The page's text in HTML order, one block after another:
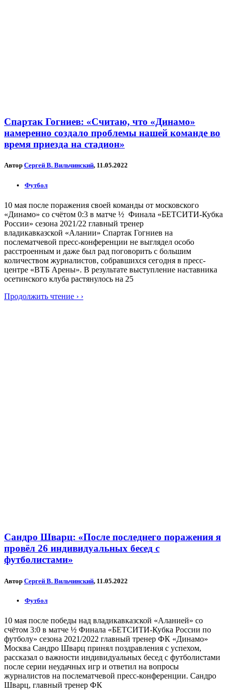
Спартак Гогниев: «Считаю, что «Динамо»
намеренно создало проблемы нашей команде во
время приезда на стадион»
Автор Сергей В. Вильчинский, 11.05.2022
Футбол
10 мая после поражения своей команды от московского
«Динамо» со счётом 0:3 в матче ½ Финала «БЕТСИТИ-Кубка
России» сезона 2021/22 главный тренер
владикавказской «Алании» Спартак Гогниев на
послематчевой пресс-конференции не выглядел особо
расстроенным и даже был рад поговорить с большим
количеством журналистов, собравшихся сегодня в пресс-
центре «ВТБ Арены». В результате выступление наставника
осетинского клуба растянулось на 25
Продолжить чтение › ›
Сандро Шварц: «После последнего поражения я
провёл 26 индивидуальных бесед с
футболистами»
Автор Сергей В. Вильчинский, 11.05.2022
Футбол
10 мая после победы над владикавказской «Аланией» со
счётом 3:0 в матче ½ Финала «БЕТСИТИ-Кубка России по
футболу» сезона 2021/2022 главный тренер ФК «Динамо»
Москва Сандро Шварц принял поздравления с успехом,
рассказал о важности индивидуальных бесед с футболистами
после серии неудачных игр и ответил на вопросы
журналистов на послематчевой пресс-конференции. Сандро
Шварц, главный тренер ФК